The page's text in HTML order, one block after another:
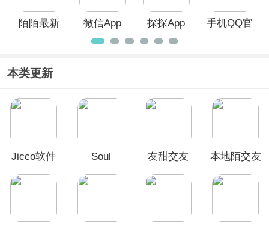
陌陌最新
微信App 探探App
手机QQ官
本类更新
Jicco软件
Soul
友甜交友
本地陌交友